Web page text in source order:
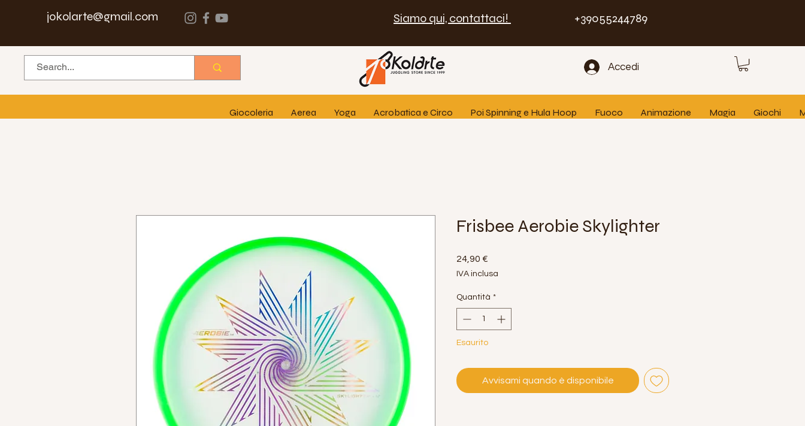
jokolarte@gmail.com Siamo qui, contattaci! +39055244789
Accedi
Giocoleria Aerea Yoga Acrobatica e Circo Poi Spinning e Hula Hoop Fuoco Animazione Magia Giochi
Frisbee Aerobie Skylighter
24,90 €
IVA inclusa
Quantità *
Esaurito
Avvisami quando è disponibile